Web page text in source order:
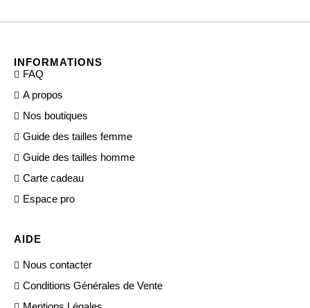
INFORMATIONS
FAQ
A propos
Nos boutiques
Guide des tailles femme
Guide des tailles homme
Carte cadeau
Espace pro
AIDE
Nous contacter
Conditions Générales de Vente